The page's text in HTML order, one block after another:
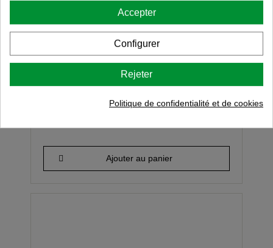
Bloc Natura en bois avec 4 tiroirs
4.2 / 5- 12opiniones
46,94 €
Ajouter au panier
Accepter
Configurer
Rejeter
Politique de confidentialité et de cookies